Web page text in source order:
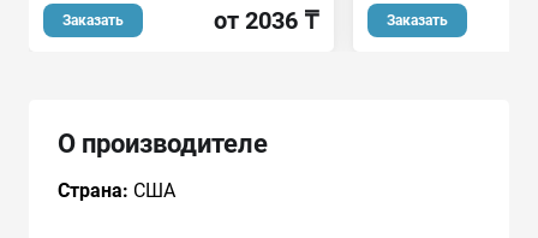
Заказать от 2036 ₸ Заказать
О производителе
Страна: США